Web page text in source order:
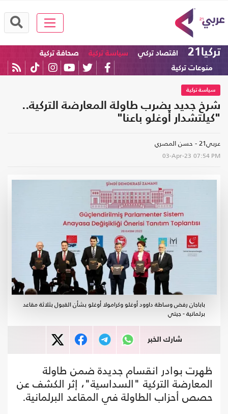
تركيا21 اقتصاد تركي سياسة تركية
صحافة تركية
منوعات تركية
سياسة تركية
شرخ جديد يضرب طاولة المعارضة التركية..
"كيلتشدار أوغلو باعنا"
عربي21 - حسن المصري
03-Apr-23 07:54 PM
باباجان رفض وساطة داوود أوغلو وكرامولا أوغلو بشأن القبول بثلاثة مقاعد
برلمانية - جيتي
شارك الخبر
ظهرت بوادر انقسام جديدة ضمن طاولة
المعارضة التركية "السداسية"، إثر الكشف عن
حصص أحزاب الطاولة في المقاعد البرلمانية.